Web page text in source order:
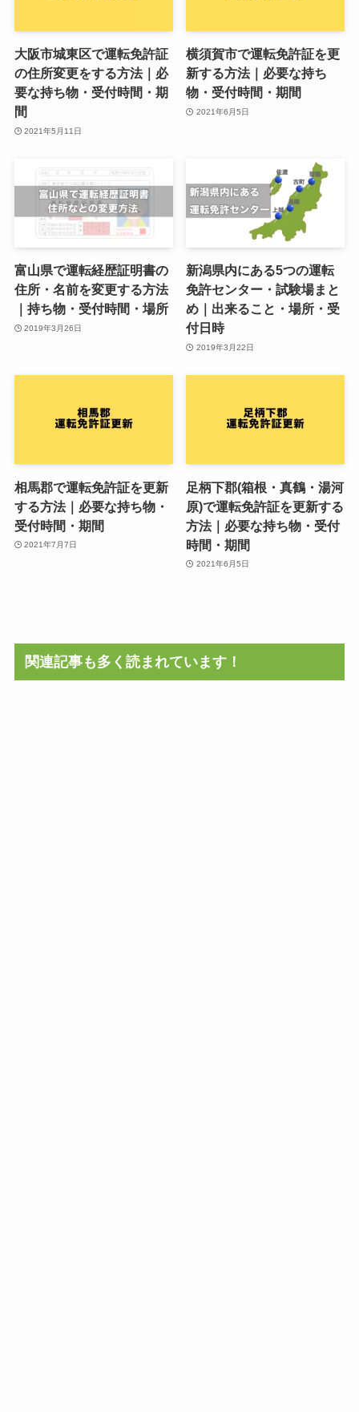
大阪市城東区で運転免許証
の住所変更をする方法｜必
要な持ち物・受付時間・期
間
2021年5月11日
横須賀市で運転免許証を更
新する方法｜必要な持ち
物・受付時間・期間
2021年6月5日
富山県で運転経歴証明書の
住所・名前を変更する方法
｜持ち物・受付時間・場所
2019年3月26日
新潟県内にある5つの運転
免許センター・試験場まと
め｜出来ること・場所・受
付日時
2019年3月22日
相馬郡で運転免許証を更新
する方法｜必要な持ち物・
受付時間・期間
2021年7月7日
足柄下郡(箱根・真鶴・湯河
原)で運転免許証を更新する
方法｜必要な持ち物・受付
時間・期間
2021年6月5日
関連記事も多く読まれています！